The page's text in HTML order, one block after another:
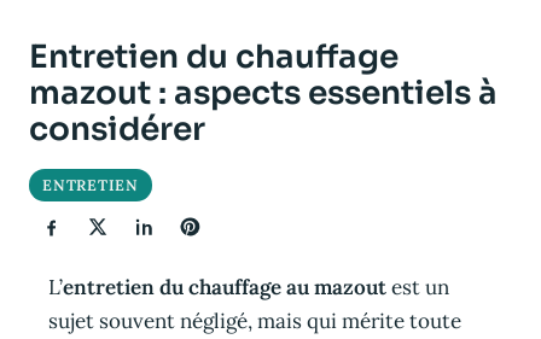
Entretien du chauffage
mazout : aspects essentiels à
considérer
ENTRETIEN
L’entretien du chauffage au mazoutest un
sujet souvent négligé, mais qui mérite toute